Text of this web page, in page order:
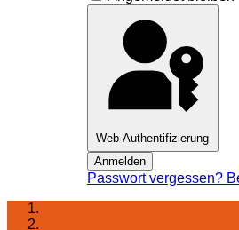
Web-Authentifizierung
Anmelden
Passwort vergessen?